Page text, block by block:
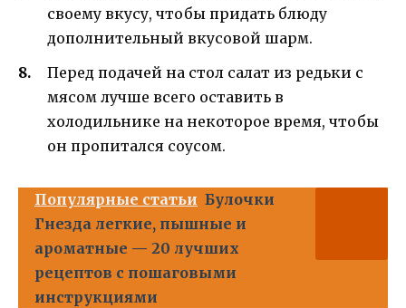
своему вкусу, чтобы придать блюду
дополнительный вкусовой шарм.
Перед подачей на стол салат из редьки с
мясом лучше всего оставить в
холодильнике на некоторое время, чтобы
он пропитался соусом.
Популярные статьи Булочки
Гнезда легкие, пышные и
ароматные — 20 лучших
рецептов с пошаговыми
инструкциями